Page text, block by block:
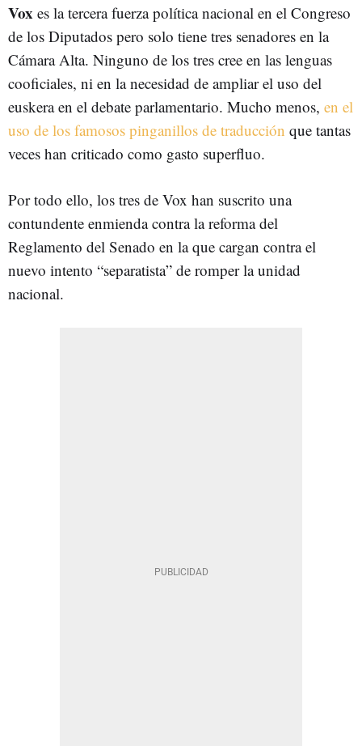
Vox es la tercera fuerza política nacional en el Congreso
de los Diputados pero solo tiene tres senadores en la
Cámara Alta. Ninguno de los tres cree en las lenguas
cooficiales, ni en la necesidad de ampliar el uso del
euskera en el debate parlamentario. Mucho menos, en el
uso de los famosos pinganillos de traducción que tantas
veces han criticado como gasto superfluo.
Por todo ello, los tres de Vox han suscrito una
contundente enmienda contra la reforma del
Reglamento del Senado en la que cargan contra el
nuevo intento “separatista” de romper la unidad
nacional.